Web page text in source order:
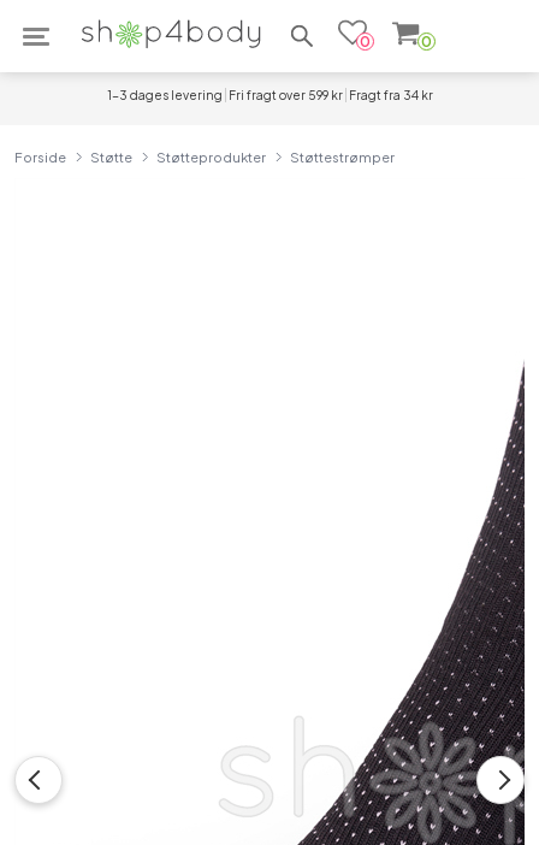
Søg efter produkter
0 0
1-3 dages levering Fri fragt over 599 kr Fragt fra 34 kr
Forside Støtte Støtteprodukter Støttestrømper